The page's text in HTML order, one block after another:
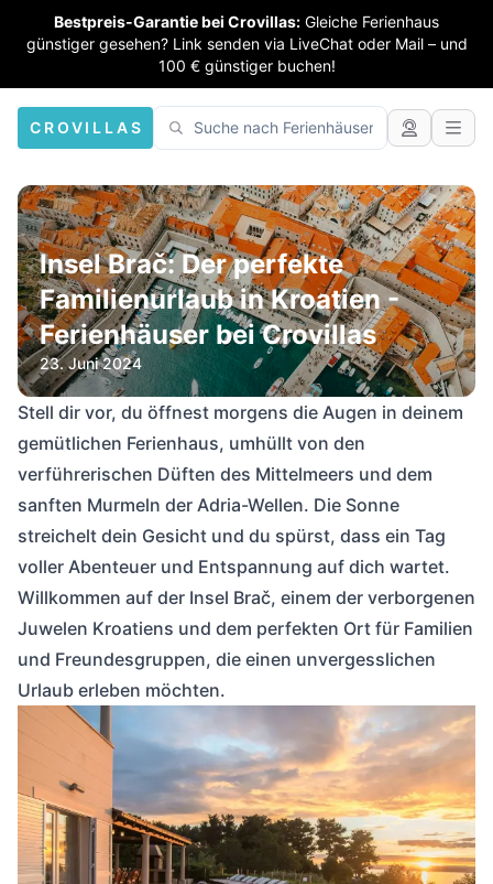
Bestpreis-Garantie bei Crovillas: Gleiche Ferienhaus
günstiger gesehen? Link senden via LiveChat oder Mail – und
100 € günstiger buchen!
CROVILLAS
Insel Brač: Der perfekte
Familienurlaub in Kroatien -
Ferienhäuser bei Crovillas
23. Juni 2024
Stell dir vor, du öffnest morgens die Augen in deinem
gemütlichen Ferienhaus, umhüllt von den
verführerischen Düften des Mittelmeers und dem
sanften Murmeln der Adria-Wellen. Die Sonne
streichelt dein Gesicht und du spürst, dass ein Tag
voller Abenteuer und Entspannung auf dich wartet.
Willkommen auf der Insel Brač, einem der verborgenen
Juwelen Kroatiens und dem perfekten Ort für Familien
und Freundesgruppen, die einen unvergesslichen
Urlaub erleben möchten.